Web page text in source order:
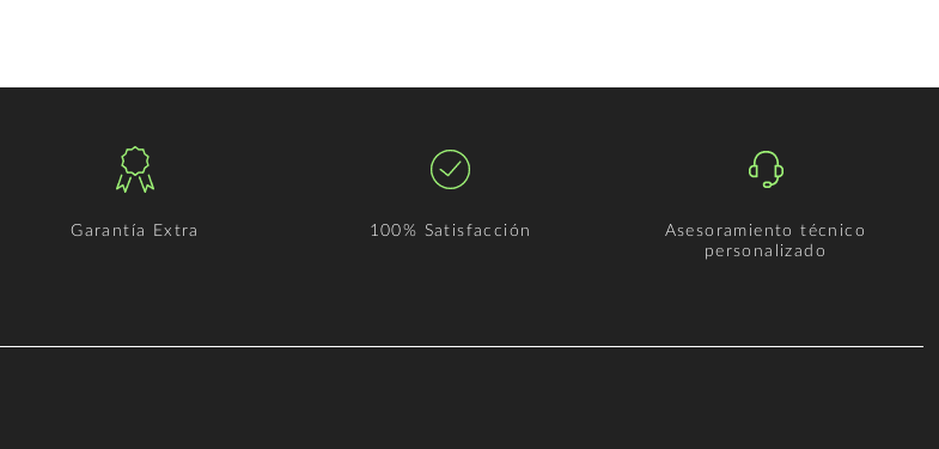
Garantía Extra 100% Satisfacción
Asesoramiento técnico
personalizado